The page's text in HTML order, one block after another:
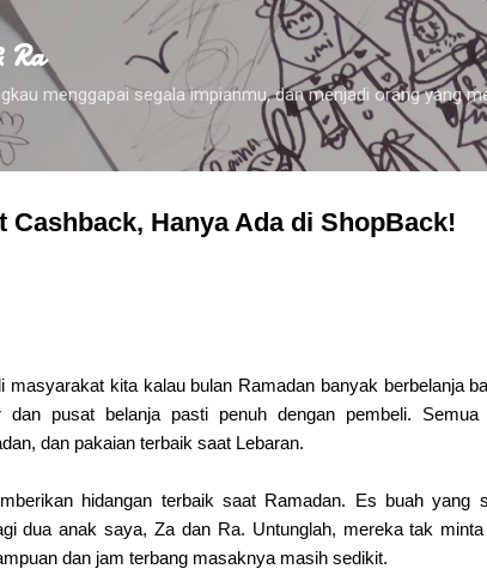
Skip to main content
Ra
menggapai segala impianmu, dan menjadi orang yang
Cashback, Hanya Ada di ShopBack!
masyarakat kita kalau bulan Ramadan banyak berbelanja
dan pusat belanja pasti penuh dengan pembeli. Semua
dan pakaian terbaik saat Lebaran.
hidangan terbaik saat Ramadan. Es buah yang
dua anak saya, Za dan Ra. Untunglah, mereka tak
dan jam terbang masaknya masih sedikit.